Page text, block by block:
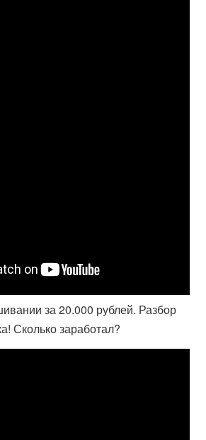
за 20.000 рублей. Разбор
Сколько заработал?